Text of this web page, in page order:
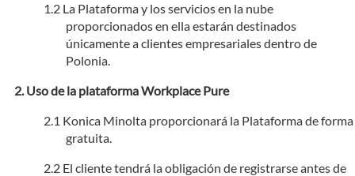
La Plataforma y los servicios en la nube
proporcionados en ella estarán destinados
únicamente a clientes empresariales dentro de
Polonia.
Uso de la plataforma Workplace Pure
Konica Minolta proporcionará la Plataforma de forma
gratuita.
El cliente tendrá la obligación de registrarse antes de